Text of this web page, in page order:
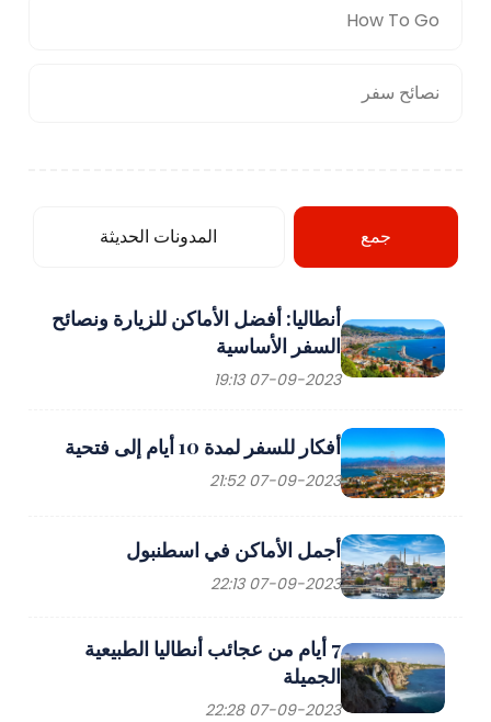
How To Go
نصائح سفر
جمع المدونات الحديثة
أنطاليا: أفضل الأماكن للزيارة ونصائح
السفر الأساسية
07-09-2023 19:13
أفكار للسفر لمدة 10 أيام إلى فتحية
07-09-2023 21:52
أجمل الأماكن في اسطنبول
07-09-2023 22:13
7 أيام من عجائب أنطاليا الطبيعية
الجميلة
07-09-2023 22:28